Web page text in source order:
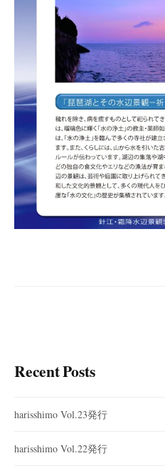
Recent Posts
harisshimo Vol.23発行
harisshimo Vol.22発行